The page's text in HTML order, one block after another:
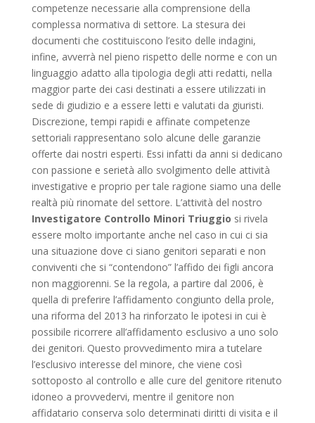
competenze necessarie alla comprensione della
complessa normativa di settore. La stesura dei
documenti che costituiscono l’esito delle indagini,
infine, avverrà nel pieno rispetto delle norme e con un
linguaggio adatto alla tipologia degli atti redatti, nella
maggior parte dei casi destinati a essere utilizzati in
sede di giudizio e a essere letti e valutati da giuristi.
Discrezione, tempi rapidi e affinate competenze
settoriali rappresentano solo alcune delle garanzie
offerte dai nostri esperti. Essi infatti da anni si dedicano
con passione e serietà allo svolgimento delle attività
investigative e proprio per tale ragione siamo una delle
realtà più rinomate del settore. L’attività del nostro
Investigatore Controllo Minori Triuggio si rivela
essere molto importante anche nel caso in cui ci sia
una situazione dove ci siano genitori separati e non
conviventi che si “contendono” l’affido dei figli ancora
non maggiorenni. Se la regola, a partire dal 2006, è
quella di preferire l’affidamento congiunto della prole,
una riforma del 2013 ha rinforzato le ipotesi in cui è
possibile ricorrere all’affidamento esclusivo a uno solo
dei genitori. Questo provvedimento mira a tutelare
l’esclusivo interesse del minore, che viene così
sottoposto al controllo e alle cure del genitore ritenuto
idoneo a provvedervi, mentre il genitore non
affidatario conserva solo determinati diritti di visita e il